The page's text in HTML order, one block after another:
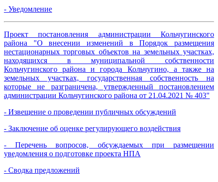
- Уведомление
Проект постановления администрации Кольчугинского
района "О внесении изменений в Порядок размещения
нестационарных торговых объектов на земельных участках,
находящихся в муниципальной собственности
Кольчугинского района и города Кольчугино, а также на
земельных участках, государственная собственность на
которые не разграничена, утвержденный постановлением
администрации Кольчугинского района от 21.04.2021 № 403"
- Извещение о проведении публичных обсуждений
- Заключение об оценке регулирующего воздействия
- Перечень вопросов, обсуждаемых при размещении
уведомления о подготовке проекта НПА
- Сводка предложений